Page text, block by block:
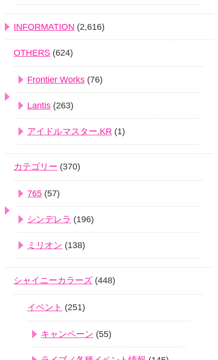
INFORMATION (2,616)
OTHERS (624)
Frontier Works (76)
Lantis (263)
アイドルマスター.KR (1)
カテゴリー (370)
765 (57)
シンデレラ (196)
ミリオン (138)
シャイニーカラーズ (448)
イベント (251)
キャンペーン (55)